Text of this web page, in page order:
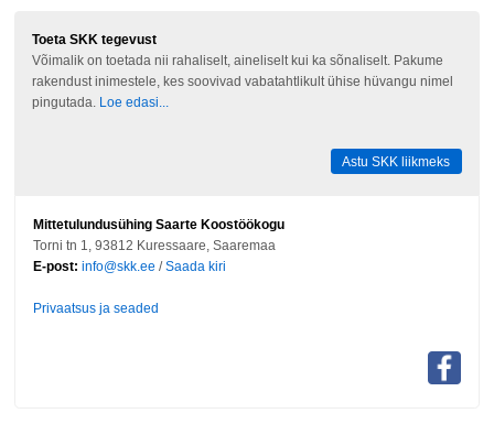
Toeta SKK tegevust
Võimalik on toetada nii rahaliselt, aineliselt kui ka sõnaliselt. Pakume
rakendust inimestele, kes soovivad vabatahtlikult ühise hüvangu nimel
pingutada.
Loe edasi...
Astu SKK liikmeks
Mittetulundusühing Saarte Koostöökogu
Torni tn 1, 93812 Kuressaare, Saaremaa
E-post: info@skk.ee /Saada kiri
Privaatsus ja seaded